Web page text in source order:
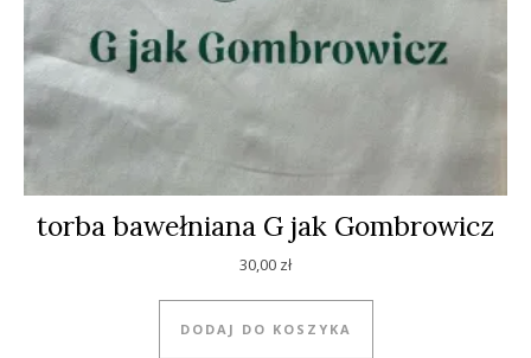
torba bawełniana G jak Gombrowicz
30,00 zł
DODAJ DO KOSZYKA